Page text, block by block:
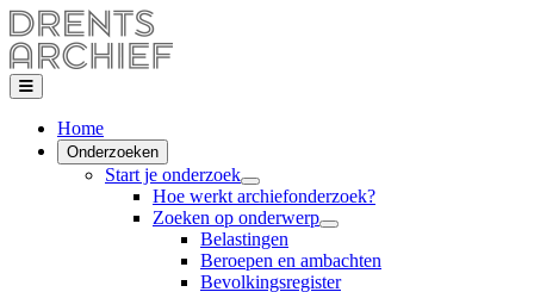
Home
Onderzoeken
Start je onderzoek
Hoe werkt archiefonderzoek?
Zoeken op onderwerp
Belastingen
Beroepen en ambachten
Bevolkingsregister